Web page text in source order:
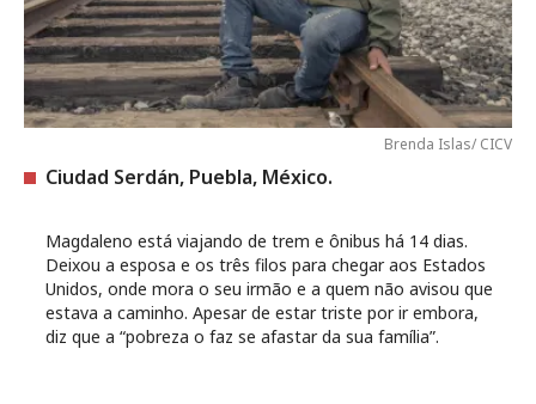
Brenda Islas/ CICV
Ciudad Serdán, Puebla, México.
Magdaleno está viajando de trem e ônibus há 14 dias.
Deixou a esposa e os três filos para chegar aos Estados
Unidos, onde mora o seu irmão e a quem não avisou que
estava a caminho. Apesar de estar triste por ir embora,
diz que a “pobreza o faz se afastar da sua família”.